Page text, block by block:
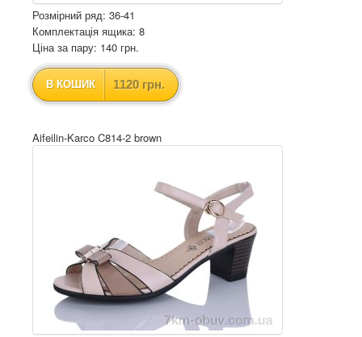
Розмірний ряд: 36-41
Комплектація ящика: 8
Ціна за пару: 140 грн.
В КОШИК 1120 грн.
Aifeilin-Karco C814-2 brown